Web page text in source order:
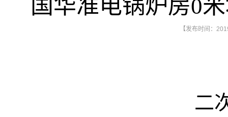
国华准电锅炉房0
【发布时间：
二